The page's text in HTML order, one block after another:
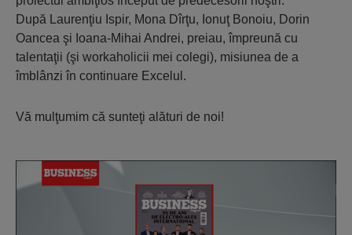
​După Laurenţiu Ispir, Mona Dîrţu, Ionuţ Bonoiu, Dorin
Oancea şi Ioana-Mihai Andrei, preiau, împreună cu
talentaţii (şi workaholicii mei colegi), misiunea de a
îmblânzi în continuare Excelul.
Vă mulţumim că sunteţi alături de noi!